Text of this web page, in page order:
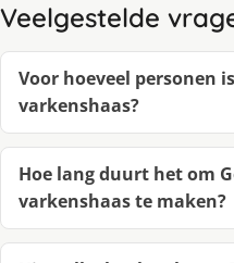
Veelgestelde
Voor hoeveel personen
varkenshaas?
Hoe lang duurt het om
varkenshaas te maken?